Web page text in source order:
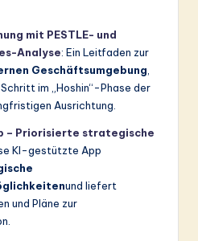
mit PESTLE- und
Analyse: Ein Leitfaden zur
Geschäftsumgebung,
im „Hoshin“-Phase der
Ausrichtung.
– Priorisierte strategische
KI-gestützte App
und liefert
und Pläne zur